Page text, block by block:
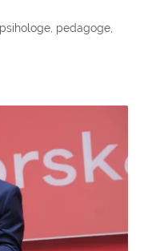
pedagoge,